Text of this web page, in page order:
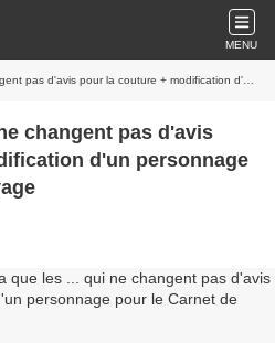
MENU
la couture + modification d'un personnage pour le Carnet de voyage
changent pas d'avis
d'un personnage